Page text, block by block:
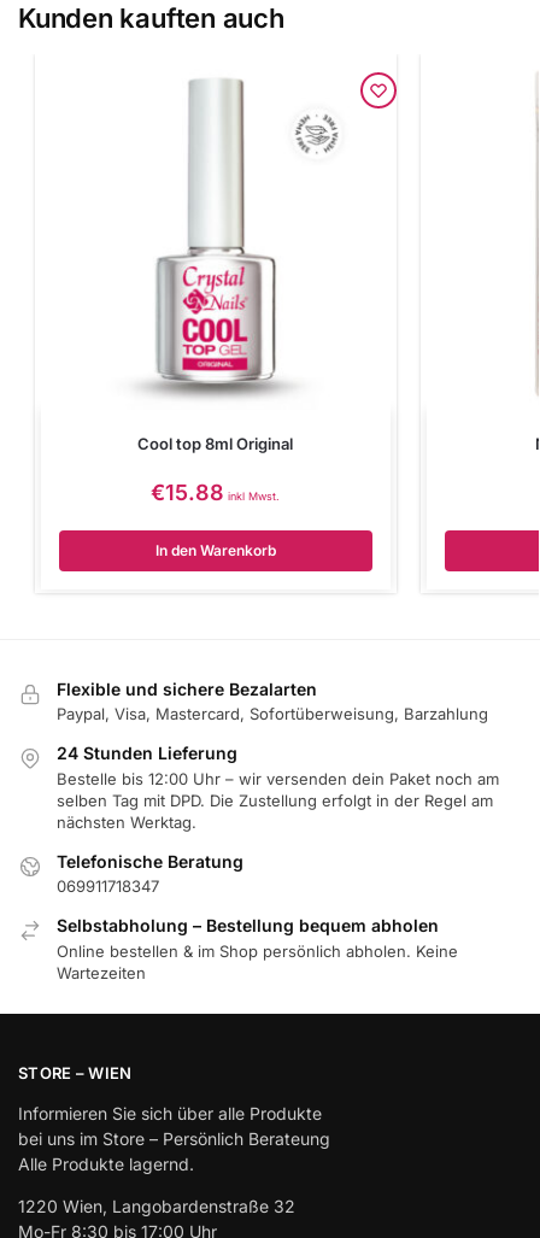
Kunden kauften auch
Cool top 8ml Original
€15.88 inkl Mwst.
In den Warenkorb
Flexible und sichere Bezalarten
Paypal, Visa, Mastercard, Sofortüberweisung, Barzahlung
24 Stunden Lieferung
Bestelle bis 12:00 Uhr – wir versenden dein Paket noch am
selben Tag mit DPD. Die Zustellung erfolgt in der Regel am
nächsten Werktag.
Telefonische Beratung
069911718347
Selbstabholung – Bestellung bequem abholen
Online bestellen & im Shop persönlich abholen. Keine
Wartezeiten
STORE – WIEN
Informieren Sie sich über alle Produkte
bei uns im Store – Persönlich Berateung
Alle Produkte lagernd.
1220 Wien, Langobardenstraße 32
Mo-Fr 8:30 bis 17:00 Uhr